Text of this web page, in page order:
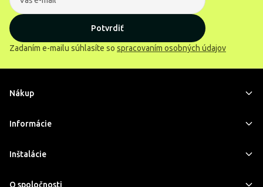
Potvrdiť
Zadaním e-mailu súhlasíte so spracovaním osobných údajov
Nákup
Informácie
Inštalácie
O spoločnosti